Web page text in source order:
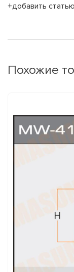
+добавить
Похожие